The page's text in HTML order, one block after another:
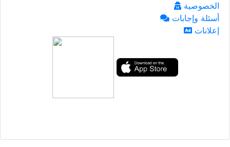
الخصوصية
أسئلة وإجابات
إعلانات